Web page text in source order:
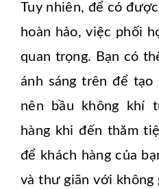
Tuy nhiên, để có
hoàn hảo, việc phối
quan trọng. Bạn có
ánh sáng trên để
nên bầu không khí
hàng khi đến thăm
để khách hàng của
và thư giãn với không